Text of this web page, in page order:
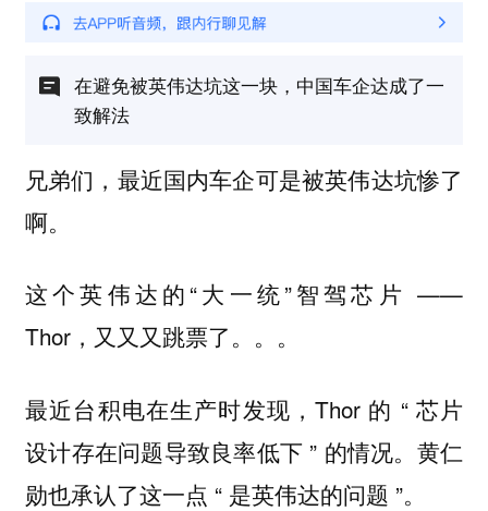
在避免被英伟达坑这一块，中国车企达成了一
致解法
兄弟们，最近国内车企可是被英伟达坑惨了
啊。
这个英伟达的“大一统”智驾芯片 ——
Thor，又又又跳票了。。。
最近台积电在生产时发现，Thor 的 “ 芯片
设计存在问题导致良率低下 ” 的情况。黄仁
勋也承认了这一点 “ 是英伟达的问题 ”。